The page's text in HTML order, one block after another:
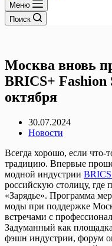
Меню
Поиск
Москва вновь
BRICS+ Fashion
октября
30.07.2024
Новости
Всегда хорошо, если что-
традицию. Впервые
модной индустрии
российскую столицу, где
«Зарядье». Программа
моды при поддержке
встречами с
Задуманный как
фэшн индустрии, форум